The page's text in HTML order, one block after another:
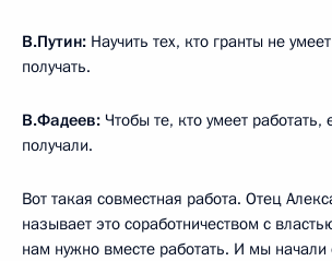
В.Путин: Научить тех, кто гранты не
получать.
В.Фадеев: Чтобы те, кто умеет работать,
получали.
Вот такая совместная работа. Отец
называет это соработничеством с
нам нужно вместе работать. И мы начали